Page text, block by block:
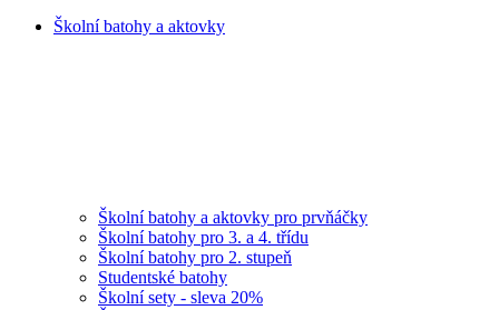
Školní batohy a aktovky
Školní batohy a aktovky pro prvňáčky
Školní batohy pro 3. a 4. třídu
Školní batohy pro 2. stupeň
Studentské batohy
Školní sety - sleva 20%